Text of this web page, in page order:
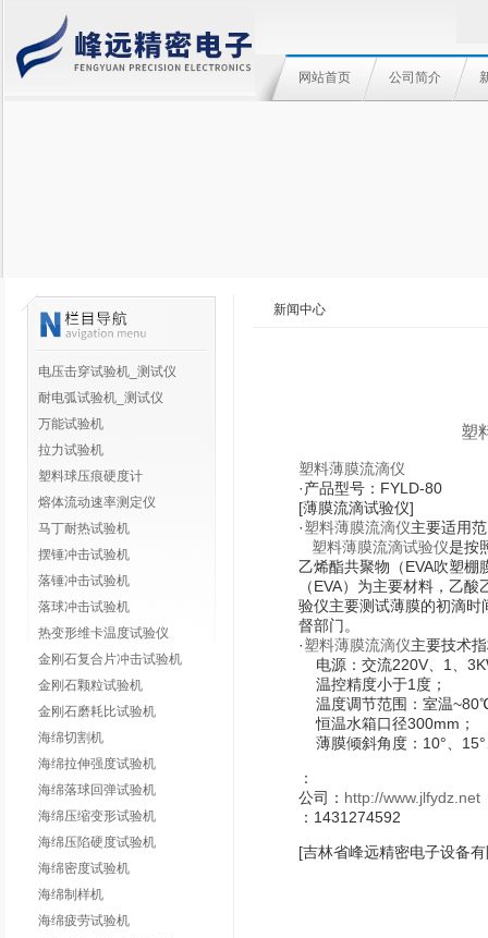
网站首页 公司简介
电压击穿试验机_测试仪
耐电弧试验机_测试仪
万能试验机
拉力试验机
塑料球压痕硬度计
熔体流动速率测定仪
马丁耐热试验机
摆锤冲击试验机
落锤冲击试验机
落球冲击试验机
热变形维卡温度试验仪
金刚石复合片冲击试验机
金刚石颗粒试验机
金刚石磨耗比试验机
海绵切割机
海绵拉伸强度试验机
海绵落球回弹试验机
海绵压缩变形试验机
海绵压陷硬度试验机
海绵密度试验机
海绵制样机
海绵疲劳试验机
新闻中心
塑
塑料薄膜流滴仪
·产品型号：FYLD-80
[薄膜流滴试验仪]
·塑料薄膜流滴仪主要适用
塑料薄膜流滴试验仪是按
乙烯酯共聚物（EVA吹塑
（EVA）为主要材料，乙
验仪主要测试薄膜的初滴
督部门。
·塑料薄膜流滴仪主要技术
电源：交流220V、1、
温控精度小于1度；
温度调节范围：室温
恒温水箱口径300mm；
薄膜倾斜角度：10°、15°
：
公司： http://www.jlfydz.net
：1431274592
[吉林省峰远精密电子设备